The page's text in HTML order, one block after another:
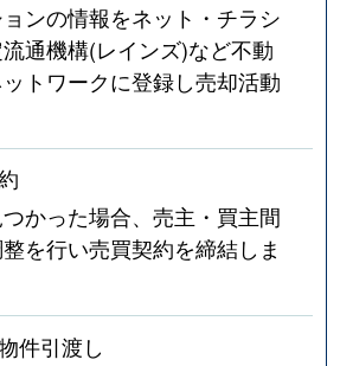
ンの情報をネット・チラシ
通機構(レインズ)など不動
トワークに登録し売却活動
かった場合、売主・買主間
を行い売買契約を締結しま
件引渡し